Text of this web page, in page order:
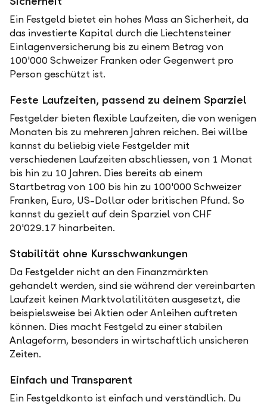
Ein Festgeld bietet ein hohes Mass an Sicherheit, da
das investierte Kapital durch die Liechtensteiner
Einlagenversicherung bis zu einem Betrag von
100'000 Schweizer Franken oder Gegenwert pro
Person geschützt ist.
Feste Laufzeiten, passend zu deinem Sparziel
Festgelder bieten flexible Laufzeiten, die von wenigen
Monaten bis zu mehreren Jahren reichen. Bei willbe
kannst du beliebig viele Festgelder mit
verschiedenen Laufzeiten abschliessen, von 1 Monat
bis hin zu 10 Jahren. Dies bereits ab einem
Startbetrag von 100 bis hin zu 100'000 Schweizer
Franken, Euro, US-Dollar oder britischen Pfund. So
kannst du gezielt auf dein Sparziel von CHF
20'029.17 hinarbeiten.
Stabilität ohne Kursschwankungen
Da Festgelder nicht an den Finanzmärkten
gehandelt werden, sind sie während der vereinbarten
Laufzeit keinen Marktvolatilitäten ausgesetzt, die
beispielsweise bei Aktien oder Anleihen auftreten
können. Dies macht Festgeld zu einer stabilen
Anlageform, besonders in wirtschaftlich unsicheren
Zeiten.
Einfach und Transparent
Ein Festgeldkonto ist einfach und verständlich. Du